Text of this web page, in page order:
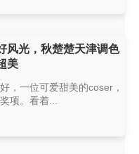
风光，秋楚楚天津调色
美
，一位可爱甜美的coser，
项。看着...